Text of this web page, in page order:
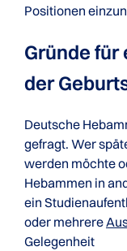
Positionen
Gründe
der
Deutsche
gefragt. Wer
werden möchte
Hebammen in
ein
oder mehrere
Gelegenheit